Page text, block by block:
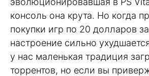
консоль она крута. Но когда
покупки игр по 20 долларов
настроение сильно
у нас маленькая традиция
торрентов, но если вы